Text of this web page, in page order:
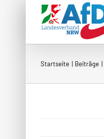
Startseite Beiträge